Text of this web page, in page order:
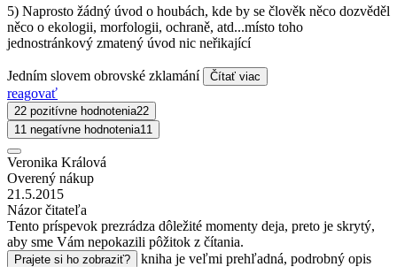
5) Naprosto žádný úvod o houbách, kde by se člověk něco dozvěděl
něco o ekologii, morfologii, ochraně, atd...místo toho
jednostránkový zmatený úvod nic neřikající
Jedním slovem obrovské zklamání Čítať viac
reagovať
22 pozitívne hodnotenia22
11 negatívne hodnotenia11
Veronika Králová
Overený nákup
21.5.2015
Názor čitateľa
Tento príspevok prezrádza dôležité momenty deja, preto je skrytý,
aby sme Vám nepokazili pôžitok z čítania.
Prajete si ho zobraziť?
kniha je veľmi prehľadná, podrobný opis